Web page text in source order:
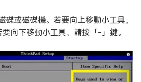
碟或磁碟機。若要向上移動小工具，
向下移動小工具，請按「-」鍵。